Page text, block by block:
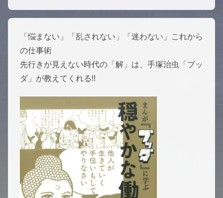
「悩まない」「乱されない」「迷わない」これから
の仕事術
先行きが見えない時代の「解」は、手塚治虫「ブッ
ダ」が教えてくれる!!